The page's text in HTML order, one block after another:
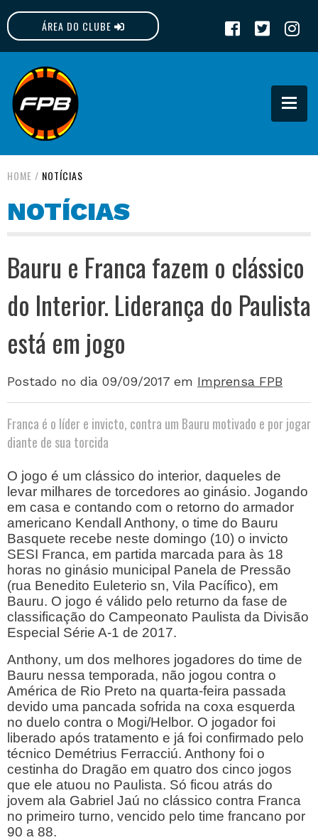
ÁREA DO CLUBE
FPB
HOME / NOTÍCIAS
NOTÍCIAS
Bauru e Franca fazem o clássico
do Interior. Liderança do Paulista
está em jogo
Postado no dia 09/09/2017 em Imprensa FPB
Franca é o líder e invicto, contra um Bauru motivado e por jogar
diante de sua torcida
O jogo é um clássico do interior, daqueles de
levar milhares de torcedores ao ginásio. Jogando
em casa e contando com o retorno do armador
americano Kendall Anthony, o time do Bauru
Basquete recebe neste domingo (10) o invicto
SESI Franca, em partida marcada para às 18
horas no ginásio municipal Panela de Pressão
(rua Benedito Euleterio sn, Vila Pacífico), em
Bauru. O jogo é válido pelo returno da fase de
classificação do Campeonato Paulista da Divisão
Especial Série A-1 de 2017.
Anthony, um dos melhores jogadores do time de
Bauru nessa temporada, não jogou contra o
América de Rio Preto na quarta-feira passada
devido uma pancada sofrida na coxa esquerda
no duelo contra o Mogi/Helbor. O jogador foi
liberado após tratamento e já foi confirmado pelo
técnico Demétrius Ferracciú. Anthony foi o
cestinha do Dragão em quatro dos cinco jogos
que ele atuou no Paulista. Só ficou atrás do
jovem ala Gabriel Jaú no clássico contra Franca
no primeiro turno, vencido pelo time francano por
90 a 88.